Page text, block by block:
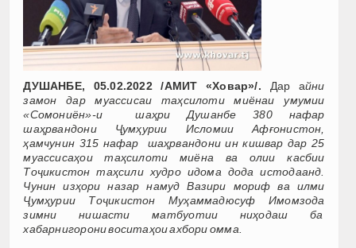
ДУШАНБЕ, 05.02.2022 /АМИТ «Ховар»/. Дар айни
замон дар муассисаи таҳсилоти миёнаи умумии
«Сомониён»-и шаҳри Душанбе 380 нафар
шаҳрвандони Ҷумҳурии Исломии Афғонистон,
ҳамчунин 315 нафар шаҳрвандони ин кишвар дар 25
муассисаҳои таҳсилоти миёна ва олии касбии
Тоҷикистон таҳсили худро идома дода истодаанд.
Чунин изҳори назар намуд Вазири мориф ва илми
Ҷумҳурии Тоҷикистон Муҳаммадюсуф Имомзода
зимни нишасти матбуотии ниҳодаш ба
хабарнигорони воситаҳои ахбори омма.